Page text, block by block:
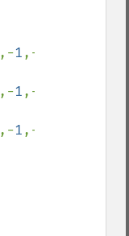
,-1,-
,-1,-
,-1,-